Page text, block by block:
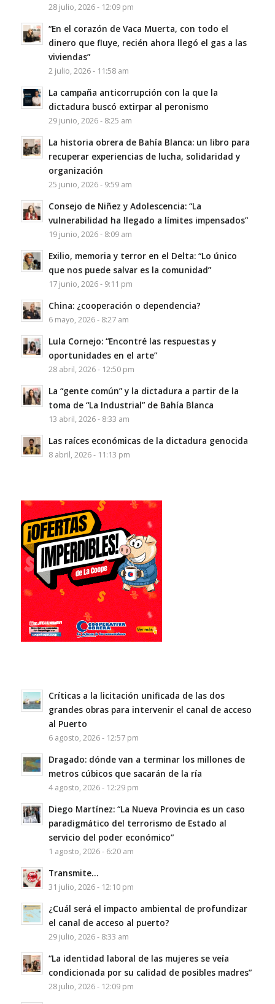
28 julio, 2026 - 12:09 pm
“En el corazón de Vaca Muerta, con todo el
dinero que fluye, recién ahora llegó el gas a las
viviendas”
2 julio, 2026 - 11:58 am
La campaña anticorrupción con la que la
dictadura buscó extirpar al peronismo
29 junio, 2026 - 8:25 am
La historia obrera de Bahía Blanca: un libro para
recuperar experiencias de lucha, solidaridad y
organización
25 junio, 2026 - 9:59 am
Consejo de Niñez y Adolescencia: “La
vulnerabilidad ha llegado a límites impensados”
19 junio, 2026 - 8:09 am
Exilio, memoria y terror en el Delta: “Lo único
que nos puede salvar es la comunidad”
17 junio, 2026 - 9:11 pm
China: ¿cooperación o dependencia?
6 mayo, 2026 - 8:27 am
Lula Cornejo: “Encontré las respuestas y
oportunidades en el arte”
28 abril, 2026 - 12:50 pm
La “gente común” y la dictadura a partir de la
toma de “La Industrial” de Bahía Blanca
13 abril, 2026 - 8:33 am
Las raíces económicas de la dictadura genocida
8 abril, 2026 - 11:13 pm
Críticas a la licitación unificada de las dos
grandes obras para intervenir el canal de acceso
al Puerto
6 agosto, 2026 - 12:57 pm
Dragado: dónde van a terminar los millones de
metros cúbicos que sacarán de la ría
4 agosto, 2026 - 12:29 pm
Diego Martínez: “La Nueva Provincia es un caso
paradigmático del terrorismo de Estado al
servicio del poder económico”
1 agosto, 2026 - 6:20 am
Transmite…
31 julio, 2026 - 12:10 pm
¿Cuál será el impacto ambiental de profundizar
el canal de acceso al puerto?
29 julio, 2026 - 8:33 am
“La identidad laboral de las mujeres se veía
condicionada por su calidad de posibles madres”
28 julio, 2026 - 12:09 pm